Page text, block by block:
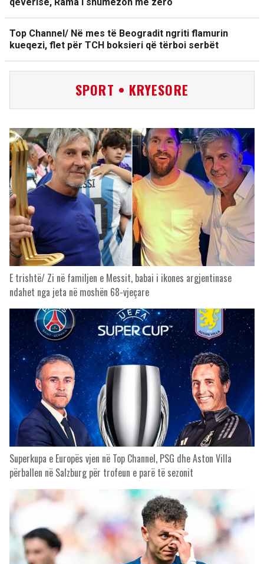
Top Channel/ Në mes të Beogradit ngriti flamurin
kueqezi, flet për TCH boksieri që tërboi serbët
SPORT • KRYESORE
E trishtë/ Zi në familjen e Messit, babai i ikones argjentinase
ndahet nga jeta në moshën 68-vjeçare
Superkupa e Europës vjen në Top Channel, PSG dhe Aston Villa
përballen në Salzburg për trofeun e parë të sezonit